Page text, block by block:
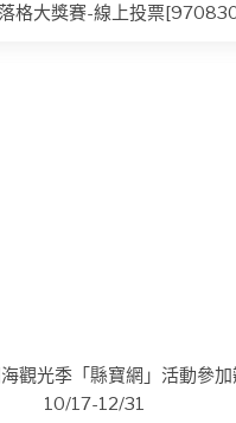
格大獎賽-線上投票
觀光季「縣寶網」活動參加
10/17-12/31